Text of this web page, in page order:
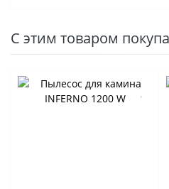
С этим товаром